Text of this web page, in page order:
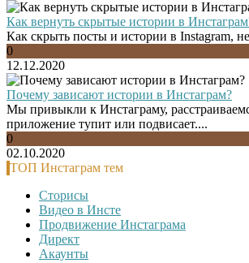
Как вернуть скрытые истории в
Как скрыть посты и истории в Instagram,
0
12.12.2020
Почему зависают истории в Инстаграм?
Мы привыкли к Инстаграму,
приложение тупит или подвисает....
0
02.10.2020
ТОП Инстаграм тем
Сторисы
Видео в Инсте
Продвижение Инстаграма
Директ
Акаунты